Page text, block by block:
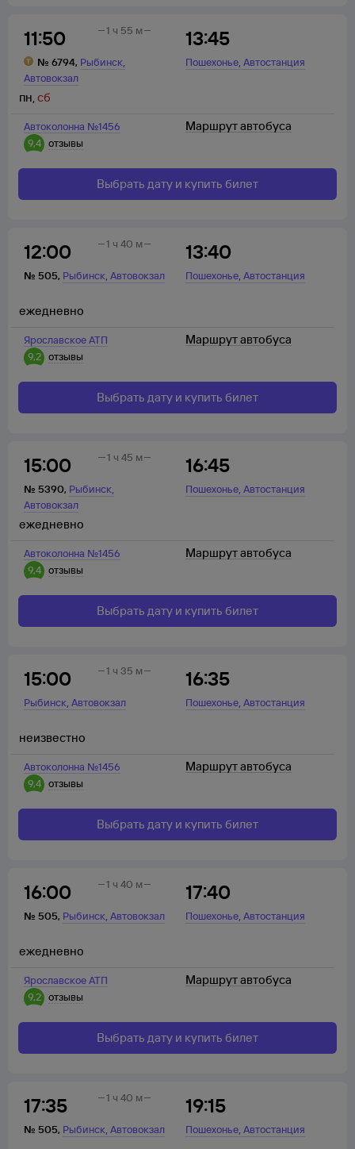
11:50
№ 6794, Рыбинск,
Автовокзал
13:45
Пошехонье,Автостанция
1 ч 55 м
Автоколонна №1456
9,4 отзывы
пн,сб
Маршрут автобуса
Выбрать дату и купить билет
12:00
№ 505, Рыбинск,Автовокзал
13:40
Пошехонье,Автостанция
1 ч 40 м
Ярославское АТП
9,2 отзывы
ежедневно
Маршрут автобуса
Выбрать дату и купить билет
15:00
№ 5390, Рыбинск,
Автовокзал
16:45
Пошехонье,Автостанция
1 ч 45 м
Автоколонна №1456
9,4 отзывы
ежедневно
Маршрут автобуса
Выбрать дату и купить билет
15:00
Рыбинск,Автовокзал
16:35
Пошехонье,Автостанция
1 ч 35 м
Автоколонна №1456
9,4 отзывы
неизвестно
Маршрут автобуса
Выбрать дату и купить билет
16:00
№ 505, Рыбинск,Автовокзал
17:40
Пошехонье,Автостанция
1 ч 40 м
Ярославское АТП
9,2 отзывы
ежедневно
Маршрут автобуса
Выбрать дату и купить билет
17:35
№ 505, Рыбинск,Автовокзал
19:15
Пошехонье,Автостанция
1 ч 40 м